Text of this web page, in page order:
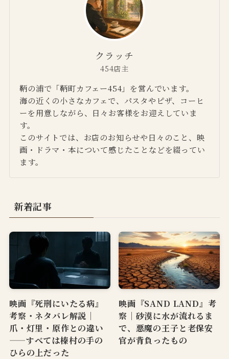
クラッチ
454店主
鞆の浦で「鞆町カフェー454」を営んでいます。
海の近くの小さなカフェで、パスタやピザ、コーヒ
ーを用意しながら、日々お客様をお迎えしていま
す。
このサイトでは、お店のお知らせや日々のこと、映
画・ドラマ・本について感じたことなどを綴ってい
ます。
新着記事
映画『死刑にいたる病』
考察・ネタバレ解説｜
爪・灯里・原作との違い
——すべては榛村の手の
ひらの上だった
映画『SAND LAND』考
察｜砂漠に水が流れるま
で、悪魔の王子と老保安
官が背負ったもの